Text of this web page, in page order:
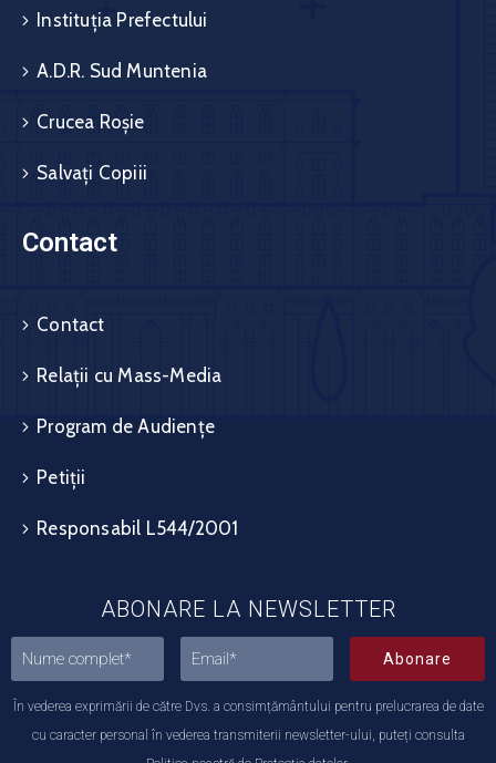
Instituția Prefectului
A.D.R. Sud Muntenia
Crucea Roșie
Salvați Copiii
Contact
Contact
Relații cu Mass-Media
Program de Audiențe
Petiții
Responsabil L544/2001
ABONARE LA NEWSLETTER
Abonare
În vederea exprimării de către Dvs. a consimțământului pentru prelucrarea de date
cu caracter personal în vederea transmiterii newsletter-ului, puteți consulta